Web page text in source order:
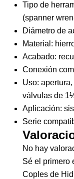
Tipo de
(spanner
Diámetro de
Material:
Acabado:
Conexión
Uso:
válvulas de
Aplicación:
Serie
No hay
Sé el primero
Coples de